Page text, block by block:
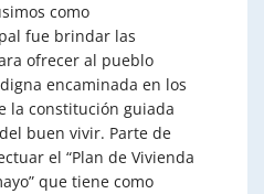
como
fue brindar las
ofrecer al pueblo
encaminada en los
la constitución guiada
buen vivir. Parte de
el “Plan de Vivienda
que tiene como